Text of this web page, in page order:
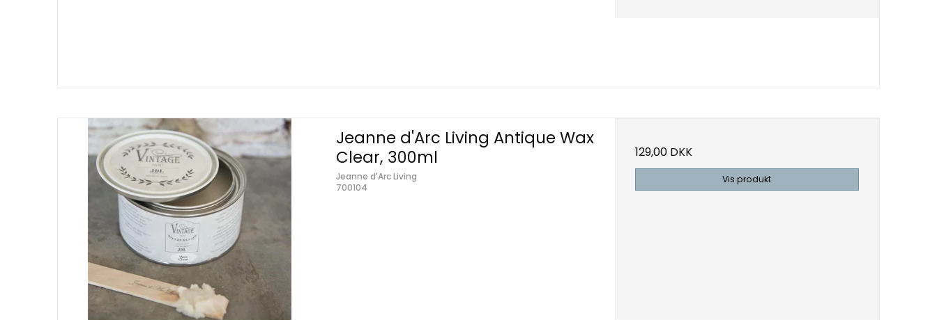
Jeanne d'Arc Living Antique Wax
Clear, 300ml
Jeanne d'Arc Living
700104
129,00 DKK
Vis produkt